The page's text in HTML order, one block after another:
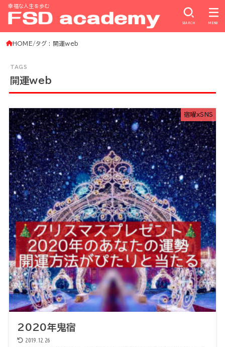
幸福な人生を歩む
SEARCH MENU
HOME タグ : 開運web
開運web
宿曜xSNS
2020年鬼宿
2019.12.26